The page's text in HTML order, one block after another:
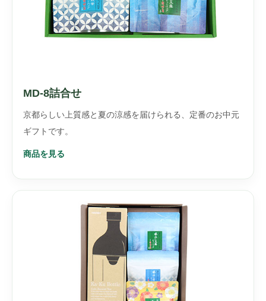
MD-8詰合せ
京都らしい上質感と夏の涼感を届けられる、定番のお中元
ギフトです。
商品を見る